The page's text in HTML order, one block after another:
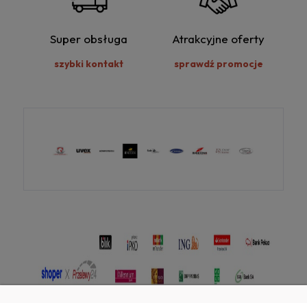
Super obsługa
szybki kontakt
Atrakcyjne oferty
sprawdź promocje